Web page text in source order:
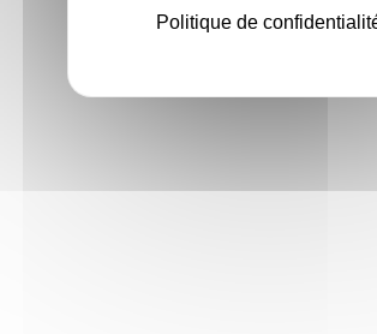
Politique de